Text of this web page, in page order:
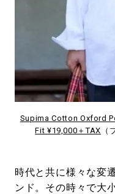
Supima Cotton Oxford
Fit ¥19,000＋TAX （
時代と共に様々な変
ンド。その時々で大